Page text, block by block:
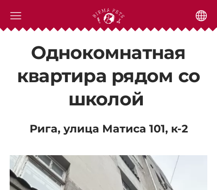
Однокомнатная
квартира рядом со
школой
Рига, улица Матиса 101, к-2